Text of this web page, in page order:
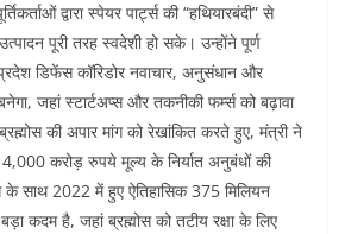
द्वारा स्पेयर पार्ट्स की “हथियारबंदी” से
पूरी तरह स्वदेशी हो सके। उन्होंने पूर्ण
डिफेंस कॉरिडोर नवाचार, अनुसंधान और
जहां स्टार्टअप्स और तकनीकी फर्म्स को बढ़ावा
की अपार मांग को रेखांकित करते हुए, मंत्री ने
4,000 करोड़ रुपये मूल्य के निर्यात अनुबंधों की
के साथ 2022 में हुए ऐतिहासिक 375 मिलियन
कदम है, जहां ब्रह्मोस को तटीय रक्षा के लिए